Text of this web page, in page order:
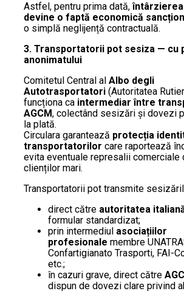
Astfel, pentru prima dată,
devine o faptă economică
o simplă neglijență contractuală.
3. Transportatorii pot sesiza — cu
anonimatului
Comitetul Central al Albo degli
Autotrasportatori (Autoritatea
funcționa ca intermediar între
AGCM, colectând sesizări și dovezi
la plată.
Circulara garantează protecția
transportatorilor care raportează
evita eventuale represalii comerciale
clienților mari.
Transportatorii pot transmite
direct către autoritatea
formular standardizat;
prin intermediul asociațiilor
profesionale membre
Confartigianato Trasporti, FAI-
etc.;
în cazuri grave, direct către
dispun de dovezi clare privind